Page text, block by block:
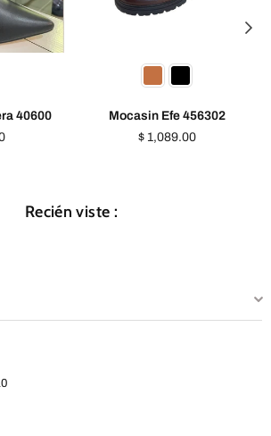
40600 Mocasin Efe 456302
Precio
$ 1,089.00
Recién viste :